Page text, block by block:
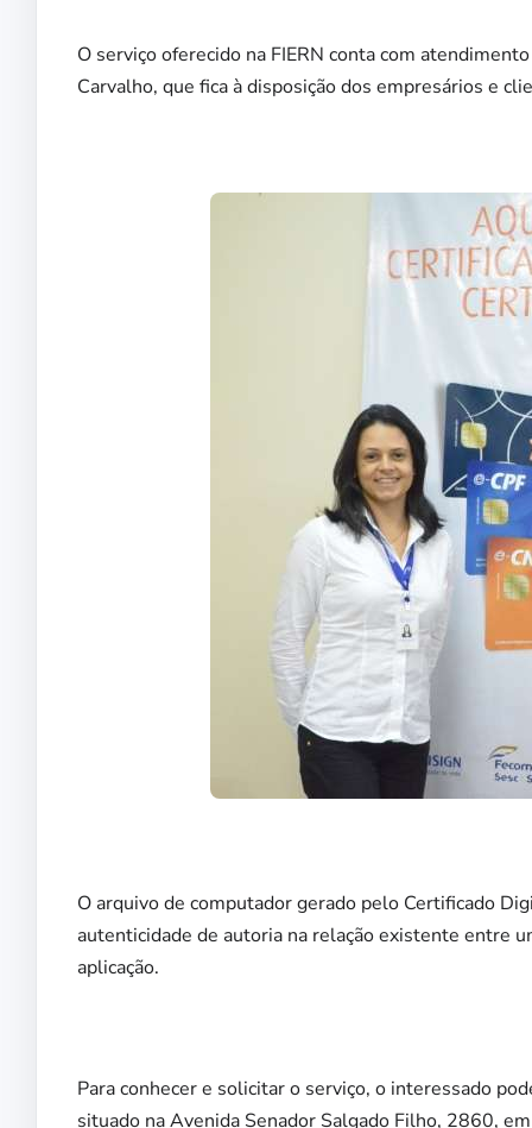
O serviço oferecido na FIERN conta com
Carvalho, que fica à disposição dos empresários e
O arquivo de computador gerado pelo Certificado
autenticidade de autoria na relação existente entre
aplicação.
Para conhecer e solicitar o serviço, o interessado
situado na Avenida Senador Salgado Filho, 2860,